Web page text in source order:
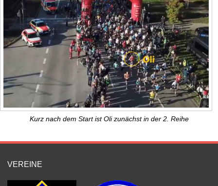
Kurz nach dem Start ist Oli zunächst in der 2. Reihe
VEREINE